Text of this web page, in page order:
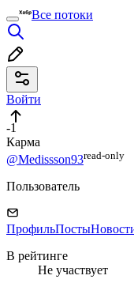
Все потоки
Войти
-1
Карма
@Medissson93read⁠-⁠only
Пользователь
ПрофильПосты
В рейтинге
Не участвует